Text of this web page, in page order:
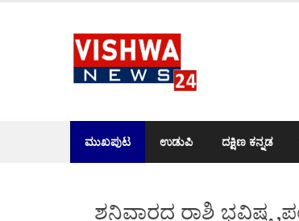
ಮುಖಪುಟ ಉಡುಪಿ ದಕ್ಷಿಣ ಕನ್ನಡ
ಶನಿವಾರದ ರಾಶಿ ಭವಿಷ್ಯ